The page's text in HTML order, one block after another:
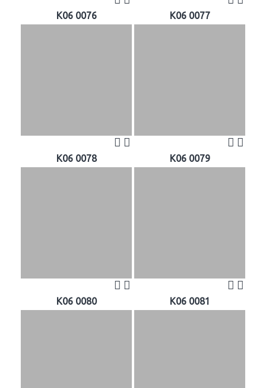
K06 0076 K06 0077
K06 0078 K06 0079
K06 0080 K06 0081